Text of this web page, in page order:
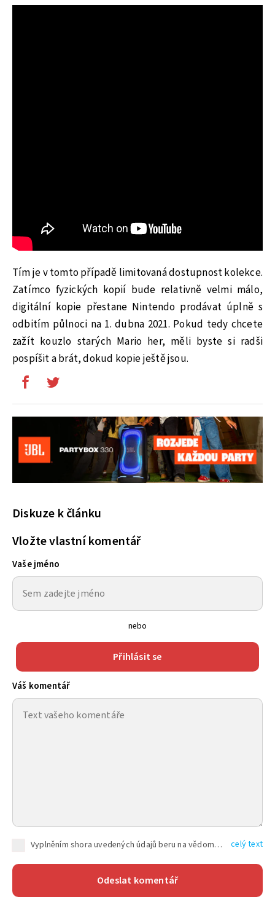
Tím je v tomto případě limitovaná dostupnost kolekce.
Zatímco fyzických kopií bude relativně velmi málo,
digitální kopie přestane Nintendo prodávat úplně s
odbitím půlnoci na 1. dubna 2021. Pokud tedy chcete
zažít kouzlo starých Mario her, měli byste si radši
pospíšit a brát, dokud kopie ještě jsou.
Diskuze k článku
Vložte vlastní komentář
Vaše jméno
nebo
Přihlásit se
Váš komentář
Vyplněním shora uvedených údajů beru na vědomí, že společnost TEXT FACTORY s.r.o., sídlem Brno, Durďákova 336/29, Černá Pole, PSČ: 613 00, IČ: 06157831, zapsané u Krajského soudu v Brně, oddíl C, vložka 100399, bude zpracovávat mé osobní údaje uvedené v rámci mnou vyplněného registračního formuláře na základě oprávněných zájmů TEXT FACTORY s.r.o. dle čl. 6 odst. 1 písm. f) GDPR a pro splnění právních povinností (čl. 6 odst. 1 písm. c) GDPR), a to pro tyto účely: nezbytnost zajistit oprávnění návštěvníka webových stránek provozovaných společností TEXT FACTORY s.r.o. přispívat aktivně ke zveřejněným článkům nebo v rámci diskusních fór a výkon práv TEXT FACTORY s.r.o. jako administrátora těchto diskusních fór. Více informací o zpracování osobních údajů a právech lze nalézt v celý text